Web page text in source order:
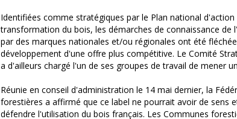
Identifiées comme stratégiques par le Plan national
transformation du bois, les démarches de connaissance de
par des marques nationales et/ou régionales ont été
développement d'une offre plus compétitive. Le Comité
a d'ailleurs chargé l'un de ses groupes de travail de mener
Réunie en conseil d'administration le 14 mai dernier, la
forestières a affirmé que ce label ne pourrait avoir de sens
défendre l'utilisation du bois français. Les Communes